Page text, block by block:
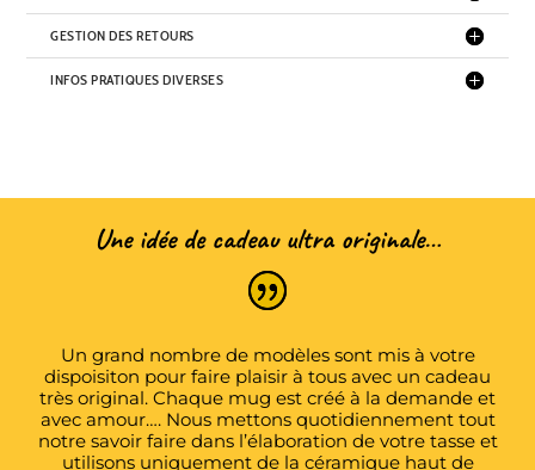
GESTION DES RETOURS
INFOS PRATIQUES DIVERSES
Une idée de cadeau ultra originale…
Un grand nombre de modèles sont mis à votre
dispoisiton pour faire plaisir à tous avec un cadeau
très original. Chaque mug est créé à la demande et
avec amour…. Nous mettons quotidiennement tout
notre savoir faire dans l’élaboration de votre tasse et
utilisons uniquement de la céramique haut de